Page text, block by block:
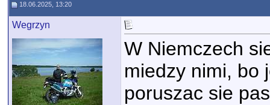
18.06.2025, 13:20
Wegrzyn
W Niemczech
miedzy nimi, bo
poruszac sie